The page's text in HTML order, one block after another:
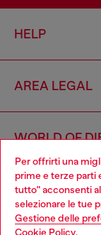
Per offrirti una
prime e terze parti
tutto" acconsenti
selezionare le tue
Gestione delle
Cookie Policy.
HELP
AREA LEGAL
WORLD OF
CORPORATE
Choose your
You are currently